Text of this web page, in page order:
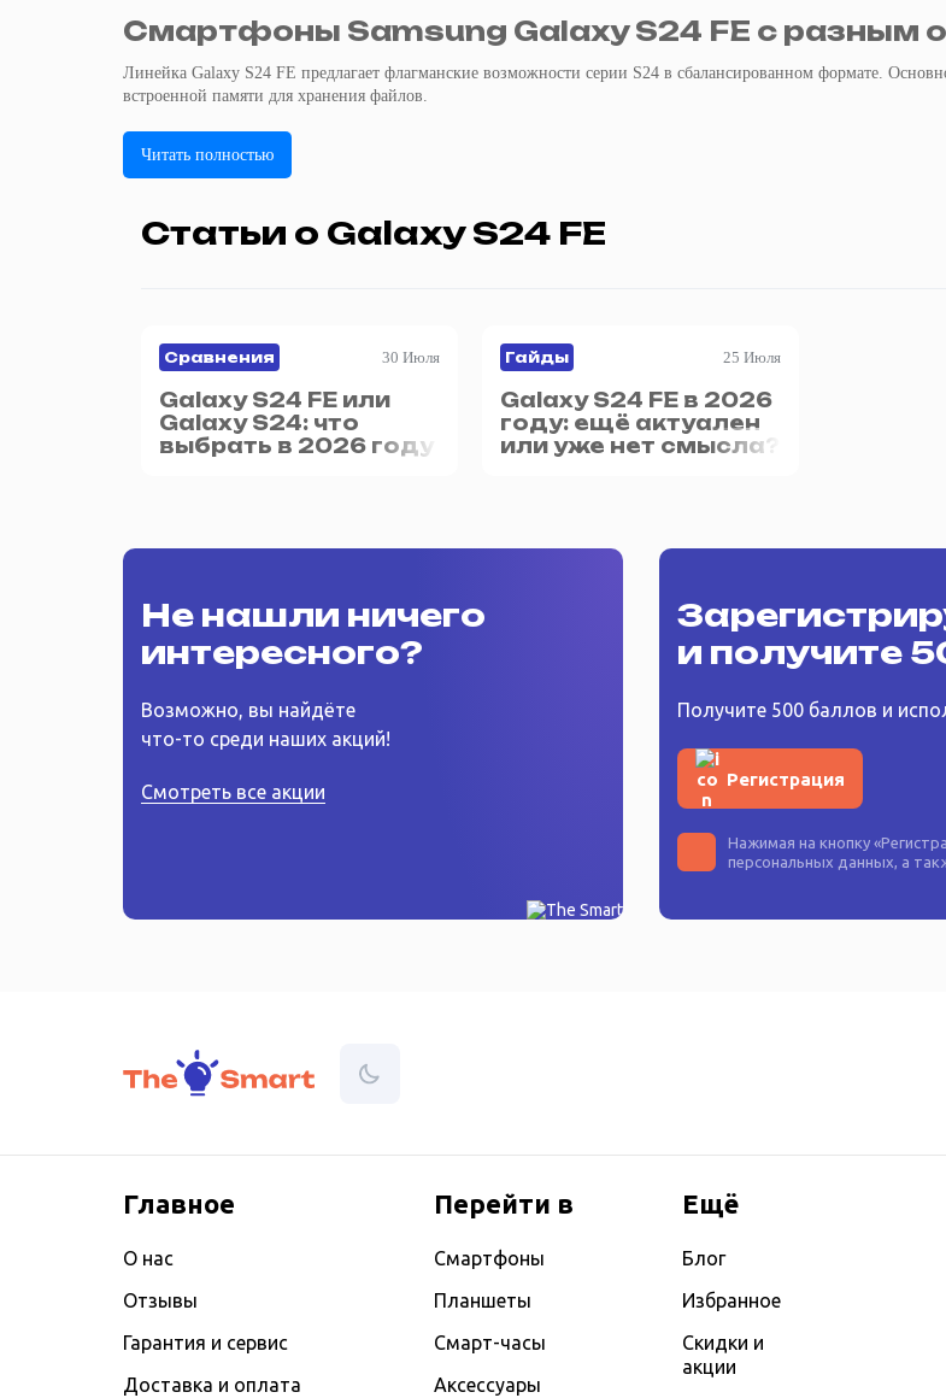
Смартфоны Samsung Galaxy S24 FE с разным
Линейка Galaxy S24 FE предлагает флагманские возможности серии S24 в сбалансированном формате.
встроенной памяти для хранения файлов.
Читать полностью
Статьи о Galaxy S24 FE
Сравнения 30 Июля
Galaxy S24 FE или
Galaxy S24: что
выбрать в 2026 году
Гайды 25 Июля
Galaxy S24 FE в 2026
году: ещё актуален
или уже нет смысла?
Не нашли ничего
интересного?
Возможно, вы найдёте
что-то среди наших акций!
Смотреть все акции
и получите
Получите 500 баллов и
Регистрация
Нажимая на кнопку «
персональных данных, а
Главное
О нас
Отзывы
Гарантия и сервис
Доставка и оплата
Перейти в
Смартфоны
Планшеты
Смарт-часы
Аксессуары
Ещё
Блог
Избранное
Скидки и
акции